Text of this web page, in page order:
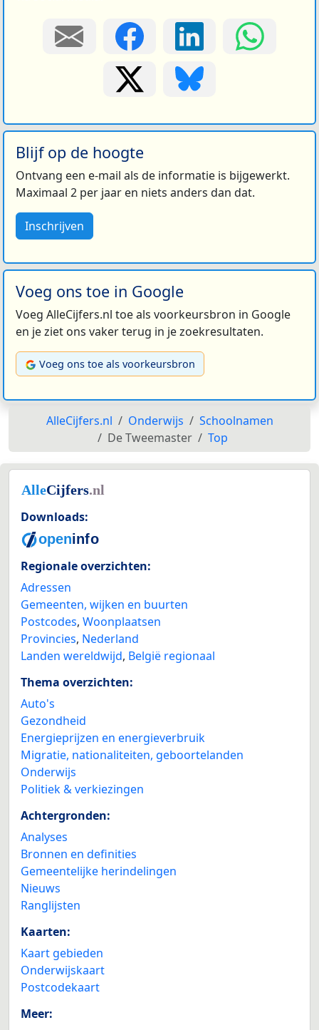
Blijf op de hoogte
Ontvang een e-mail als de informatie is bijgewerkt.
Maximaal 2 per jaar en niets anders dan dat.
Inschrijven
Voeg ons toe in Google
Voeg AlleCijfers.nl toe als voorkeursbron in Google
en je ziet ons vaker terug in je zoekresultaten.
Voeg ons toe als voorkeursbron
AlleCijfers.nl Onderwijs
Schoolnamen
De Tweemaster
Top
Downloads:
Regionale overzichten:
Adressen
Gemeenten, wijken en buurten
Postcodes, Woonplaatsen
Provincies, Nederland
Landen wereldwijd, België regionaal
Thema overzichten:
Auto's
Gezondheid
Energieprijzen en energieverbruik
Migratie, nationaliteiten, geboortelanden
Onderwijs
Politiek & verkiezingen
Achtergronden:
Analyses
Bronnen en definities
Gemeentelijke herindelingen
Nieuws
Ranglijsten
Kaarten:
Kaart gebieden
Onderwijskaart
Postcodekaart
Meer: